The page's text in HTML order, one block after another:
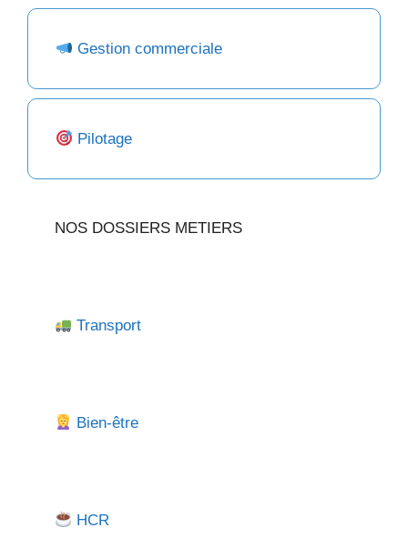
Gestion commerciale
Pilotage
NOS DOSSIERS METIERS
Transport
Bien-être
HCR